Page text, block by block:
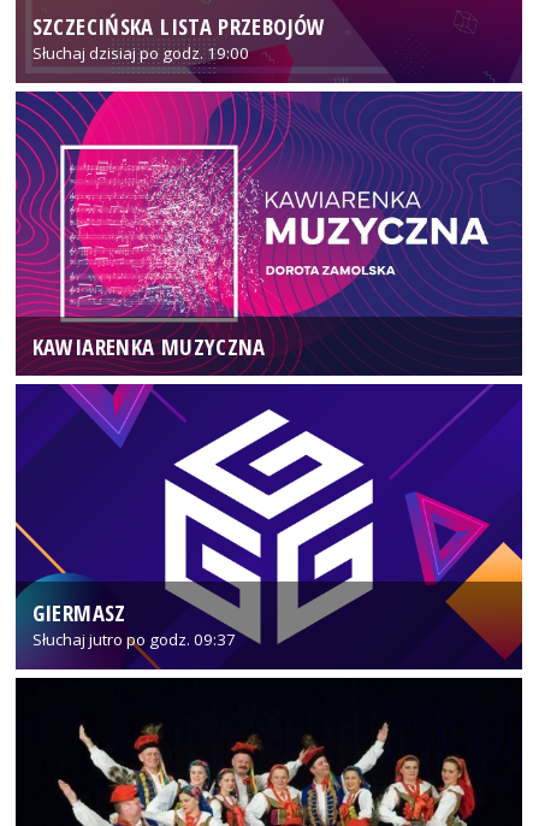
SZCZECIŃSKA LISTA PRZEBOJÓW
Słuchaj dzisiaj po godz. 19:00
KAWIARENKA MUZYCZNA
GIERMASZ
Słuchaj jutro po godz. 09:37